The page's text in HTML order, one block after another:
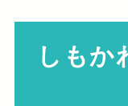
しもか